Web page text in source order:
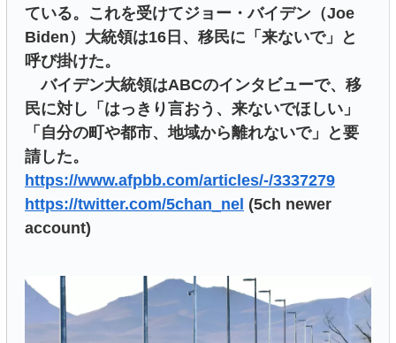
ている。これを受けてジョー・バイデン（Joe
Biden）大統領は16日、移民に「来ないで」と
呼び掛けた。
バイデン大統領はABCのインタビューで、移
民に対し「はっきり言おう、来ないでほしい」
「自分の町や都市、地域から離れないで」と要
請した。
https://www.afpbb.com/articles/-/3337279
https://twitter.com/5chan_nel (5ch newer
account)